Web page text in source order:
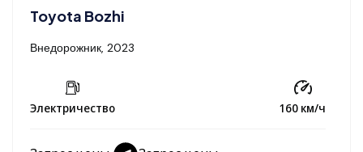
Toyota Bozhi
Внедорожник, 2023
Электричество 160 км/ч